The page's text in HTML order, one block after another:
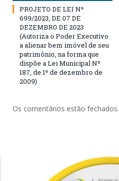
PROJETO DE LEI Nº
699/2023, DE 07 DE
DEZEMBRO DE 2023
(Autoriza o Poder Executivo
a alienar bem imóvel de seu
patrimônio, na forma que
dispõe a Lei Municipal Nº
187, de 1º de dezembro de
2009)
Os comentários estão fechados.